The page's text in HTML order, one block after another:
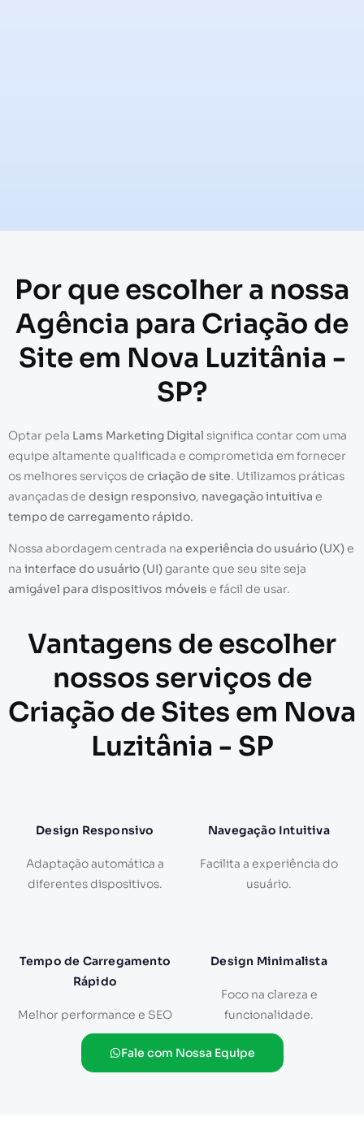
Por que escolher a nossa
Agência para Criação de
Site em Nova Luzitânia -
SP?
Optar pela Lams Marketing Digital significa contar com uma
equipe altamente qualificada e comprometida em fornecer
os melhores serviços de criação de site. Utilizamos práticas
avançadas de design responsivo, navegação intuitiva e
tempo de carregamento rápido.
Nossa abordagem centrada na experiência do usuário (UX)e
na interface do usuário (UI)garante que seu site seja
amigável para dispositivos móveis e fácil de usar.
Vantagens de escolher
nossos serviços de
Criação de Sites em Nova
Luzitânia - SP
Design Responsivo
Adaptação automática a
diferentes dispositivos.
Navegação Intuitiva
Facilita a experiência do
usuário.
Tempo de Carregamento
Rápido
Melhor performance e SEO
Design Minimalista
Foco na clareza e
funcionalidade.
Fale com Nossa Equipe